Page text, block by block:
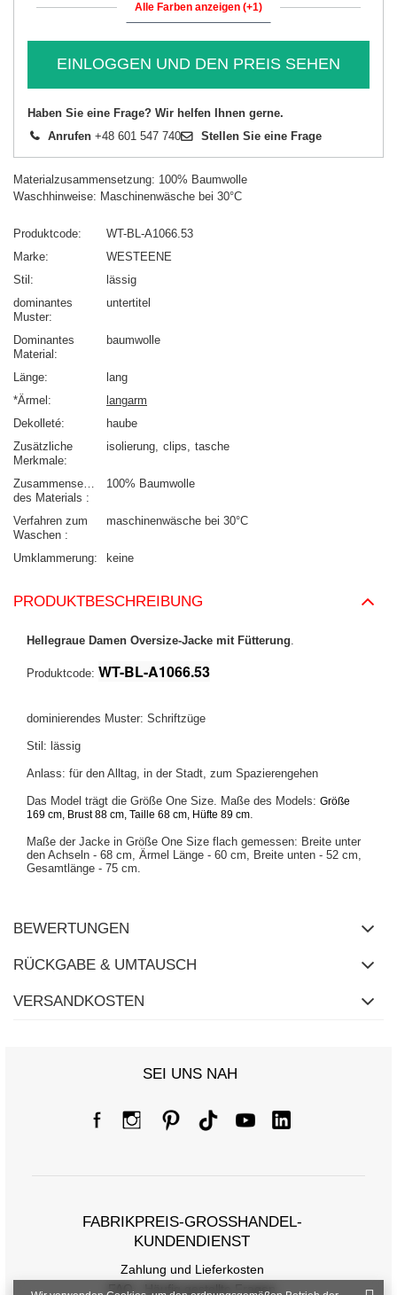
Alle Farben anzeigen (+1)
EINLOGGEN UND DEN PREIS SEHEN
Haben Sie eine Frage? Wir helfen Ihnen gerne.
Anrufen +48 601 547 740 Stellen Sie eine Frage
Materialzusammensetzung: 100% Baumwolle
Waschhinweise: Maschinenwäsche bei 30°C
Produktcode
WT-BL-A1066.53
Marke
WESTEENE
Stil
lässig
dominantes
Muster
untertitel
Dominantes
Material
baumwolle
Länge
lang
*Ärmel
langarm
Dekolleté
haube
Zusätzliche
Merkmale
isolierung clips tasche
Zusammensetzung
des Materials
100% Baumwolle
Verfahren zum
Waschen
maschinenwäsche bei 30°C
Umklammerung keine
PRODUKTBESCHREIBUNG
Hellegraue Damen Oversize-Jacke mit Fütterung.
Produktcode: WT-BL-A1066.53
dominierendes Muster: Schriftzüge
Stil: lässig
Anlass: für den Alltag, in der Stadt, zum Spazierengehen
Das Model trägt die Größe One Size. Maße des Models: Größe
169 cm, Brust 88 cm, Taille 68 cm, Hüfte 89 cm.
Maße der Jacke in Größe One Size flach gemessen: Breite unter
den Achseln - 68 cm, Ärmel Länge - 60 cm, Breite unten - 52 cm,
Gesamtlänge - 75 cm.
BEWERTUNGEN
RÜCKGABE & UMTAUSCH
VERSANDKOSTEN
SEI UNS NAH
FABRIKPREIS-GROSSHANDEL-K
UNDENDIENST
Zahlung und Lieferkosten
FAQ - Häufig gestellte Fragen